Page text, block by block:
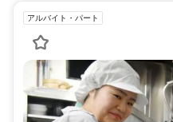
アルバイト・パート